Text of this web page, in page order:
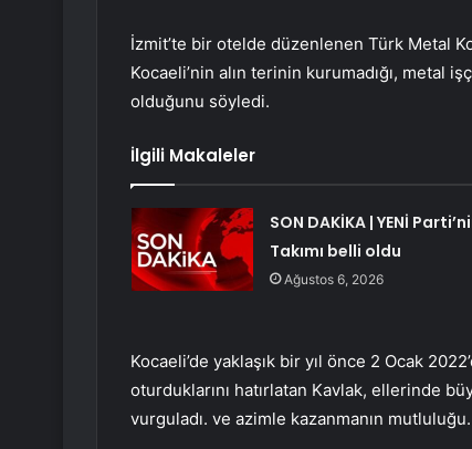
İzmit’te bir otelde düzenlenen Türk Metal
Kocaeli’nin alın terinin kurumadığı,
olduğunu söyledi.
İlgili Makaleler
SON DAKİKA | YENİ
Takımı belli oldu
Ağustos 6, 2026
Kocaeli’de yaklaşık bir yıl önce 2 Ocak
oturduklarını hatırlatan Kavlak, ellerinde
vurguladı. ve azimle kazanmanın mutluluğu.